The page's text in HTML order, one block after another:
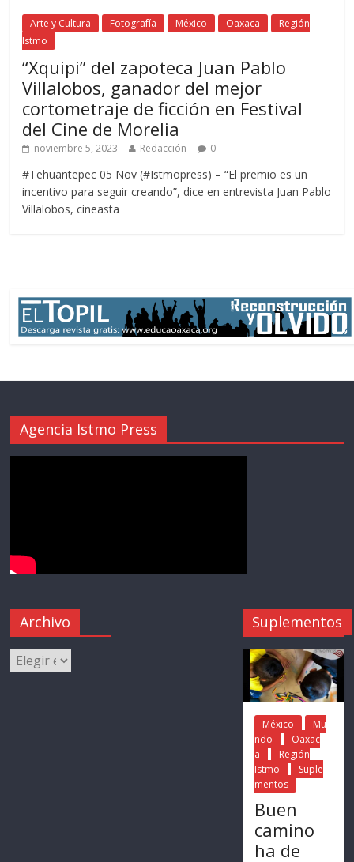
Arte y Cultura Fotografía México Oaxaca
Región
Istmo
“Xquipi” del zapoteca Juan Pablo
Villalobos, ganador del mejor
cortometraje de ficción en Festival
del Cine de Morelia
noviembre 5, 2023 Redacción 0
#Tehuantepec 05 Nov (#Istmopress) – “El premio es un
incentivo para seguir creando”, dice en entrevista Juan Pablo
Villalobos, cineasta
Agencia Istmo Press
Archivo Suplementos
México
Mu
ndo
Oaxac
a
Región
Istmo
Suple
mentos
Buen
camino
ha de